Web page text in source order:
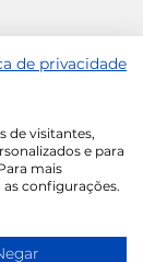
Editorial
de privacidade
de visitantes,
e para
mais
configurações.